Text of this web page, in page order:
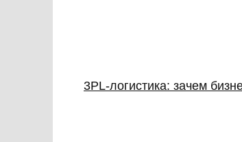
3PL‑логистика: зачем